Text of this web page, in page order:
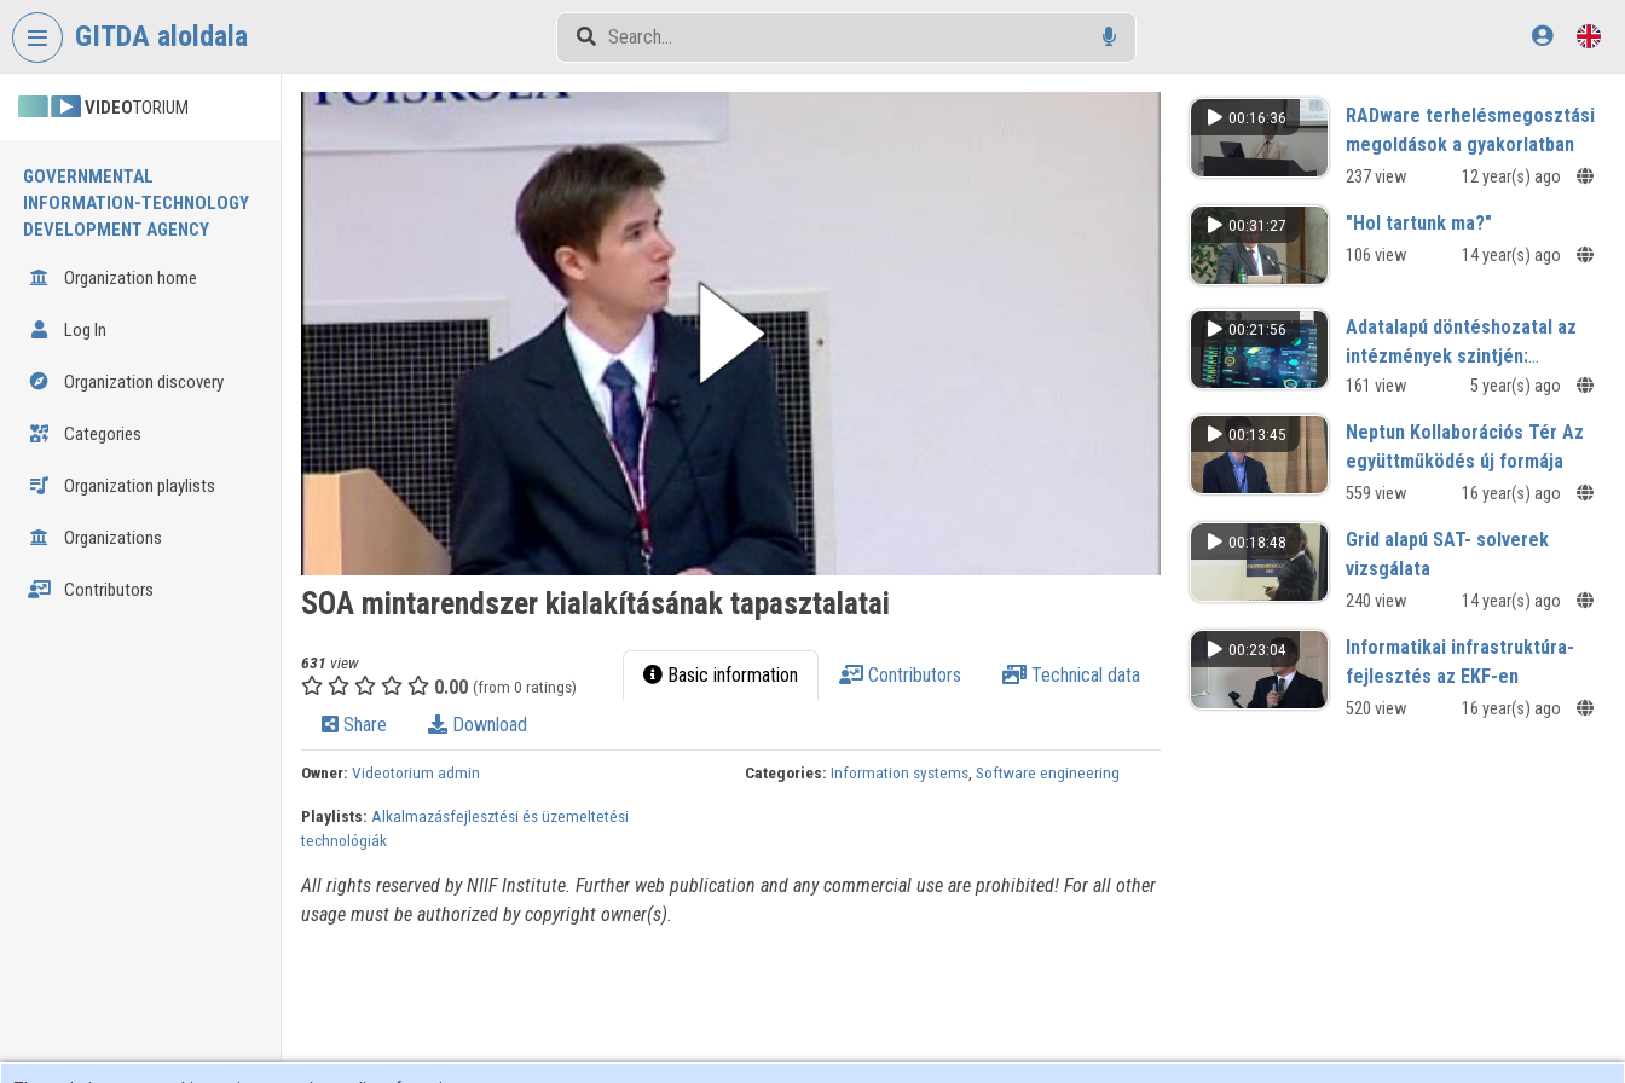
Skip header
GITDA aloldala
VIDEOTORIUM
GOVERNMENTAL
INFORMATION-TECHNOLOGY
DEVELOPMENT AGENCY
Organization home
Log In
Organization discovery
Categories
Organization playlists
Organizations
Contributors SOA mintarendszer kialakításának tapasztalatai
631 view
0.00 (from 0 ratings) Basic information Contributors Technical data
Share Download
Owner: Videotorium admin Categories: Information systems,Software engineering
Playlists: Alkalmazásfejlesztési és üzemeltetési
technológiák
All rights reserved by NIIF Institute. Further web publication and any commercial use are prohibited! For all other
usage must be authorized by copyright owner(s).
00:16:36
RADware terhelésmegosztási
megoldások a gyakorlatban
237 view 12 year(s) ago
00:31:27 "Hol tartunk ma?"
106 view 14 year(s) ago
00:21:56
Adatalapú döntéshozatal az
intézmények szintjén:
lehetőségek és lépések
161 view 5 year(s) ago
00:13:45
Neptun Kollaborációs Tér Az
együttműködés új formája
559 view 16 year(s) ago
00:18:48
Grid alapú SAT- solverek
vizsgálata
240 view 14 year(s) ago
00:23:04
Informatikai infrastruktúra-
fejlesztés az EKF-en
520 view 16 year(s) ago